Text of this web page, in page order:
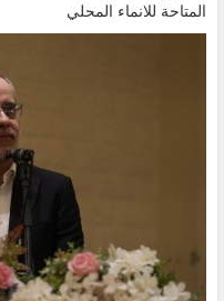
المتاحة للانماء المحلي